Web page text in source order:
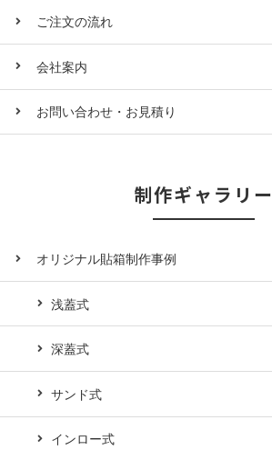
ご注文の流れ
会社案内
お問い合わせ・お見積り
制作ギャラリー
オリジナル貼箱制作事例
浅蓋式
深蓋式
サンド式
インロー式